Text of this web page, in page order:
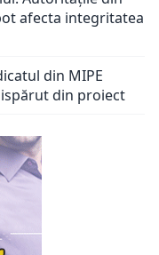
afecta integritatea
din MIPE
din proiect